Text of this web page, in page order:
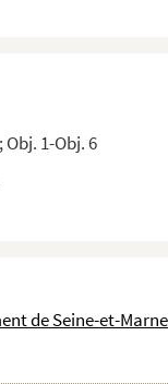
Obj. 1-Obj. 6
de Seine-et-Marne